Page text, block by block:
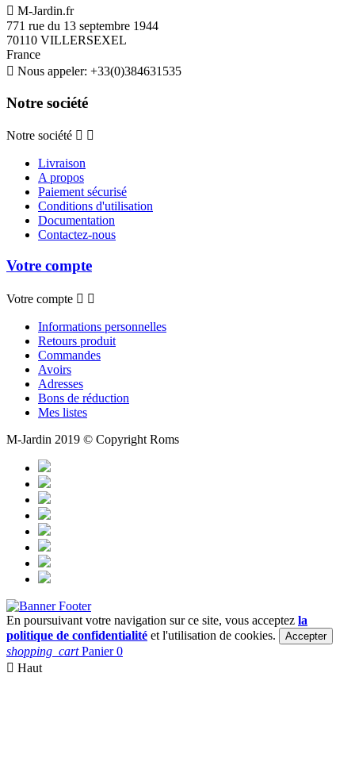
 M-Jardin.fr
771 rue du 13 septembre 1944
70110 VILLERSEXEL
France
 Nous appeler: +33(0)384631535
Notre société
Notre société  
Livraison
A propos
Paiement sécurisé
Conditions d'utilisation
Documentation
Contactez-nous
Votre compte
Votre compte  
Informations personnelles
Retours produit
Commandes
Avoirs
Adresses
Bons de réduction
Mes listes
M-Jardin 2019 © Copyright Roms
En poursuivant votre navigation sur ce site, vous acceptez la
politique de confidentialité et l'utilisation de cookies. Accepter
shopping_cart Panier 0
 Haut